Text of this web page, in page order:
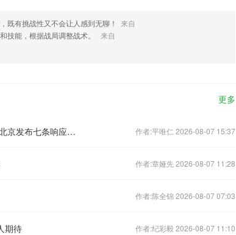
既有挑战性又不会让人感到无聊！
来自
技能，根据战局调整战术。
来自
更多
倡导企事业单位错峰上下班、弹性办公！北京发布七条响应措施 作者:平唯仁 2026-08-07 15:37
作者:章娅先 2026-08-07 11:28
作者:陈全锦 2026-08-07 07:03
期待 作者:纪彩毅 2026-08-07 11:10